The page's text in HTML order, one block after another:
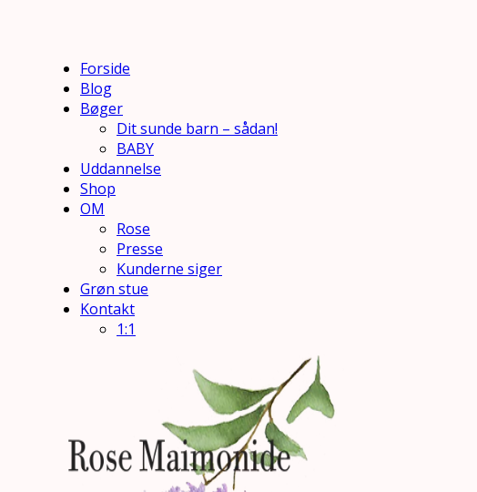
Forside
Blog
Bøger
Dit sunde barn – sådan!
BABY
Uddannelse
Shop
OM
Rose
Presse
Kunderne siger
Grøn stue
Kontakt
1:1